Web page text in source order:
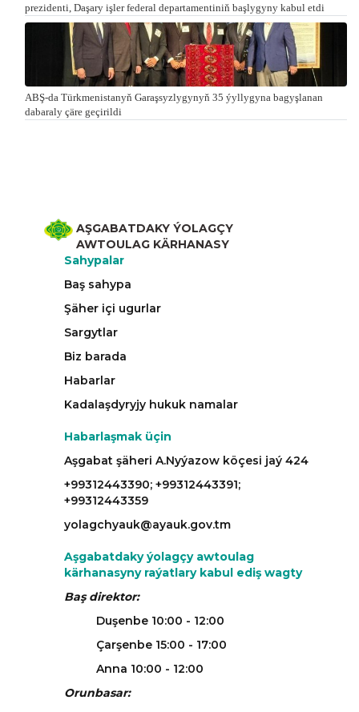
prezidenti, Da­şa­ry iş­ler fe­de­ral de­par­ta­men­ti­niň baş­ly­gy­ny ka­bul et­di
ABŞ-da Türkmenistanyň Garaşsyzlygynyň 35 ýyllygyna bagyşlanan
dabaraly çäre geçirildi
AŞGABATDAKY ÝOLAGÇY
AWTOULAG KÄRHANASY
Sahypalar
Baş sahypa
Şäher içi ugurlar
Sargytlar
Biz barada
Habarlar
Kadalaşdyryjy hukuk namalar
Habarlaşmak üçin
Aşgabat şäheri A.Nyýazow köçesi jaý 424
+99312443390; +99312443391;
+99312443359
yolagchyauk@ayauk.gov.tm
Aşgabatdaky ýolagçy awtoulag
kärhanasyny raýatlary kabul ediş wagty
Baş direktor:
Duşenbe 10:00 - 12:00
Çarşenbe 15:00 - 17:00
Anna 10:00 - 12:00
Orunbasar: